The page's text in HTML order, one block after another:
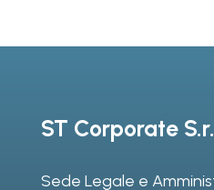
ST Corporate
Sede Legale e